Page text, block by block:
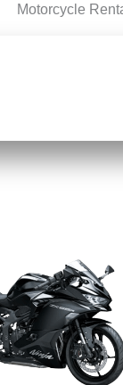
Motorcycle